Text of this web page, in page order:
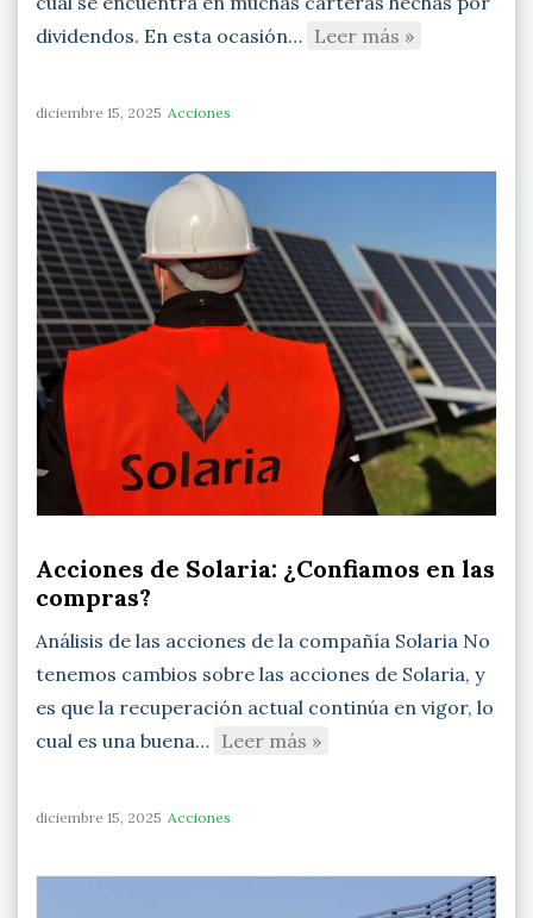
dividendos. En esta ocasión… Leer más »
diciembre 15, 2025 Acciones
Acciones de Solaria: ¿Confiamos en las
compras?
Análisis de las acciones de la compañía Solaria No
tenemos cambios sobre las acciones de Solaria, y
es que la recuperación actual continúa en vigor, lo
cual es una buena… Leer más »
diciembre 15, 2025 Acciones